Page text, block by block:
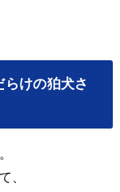
けの狛犬さ
、